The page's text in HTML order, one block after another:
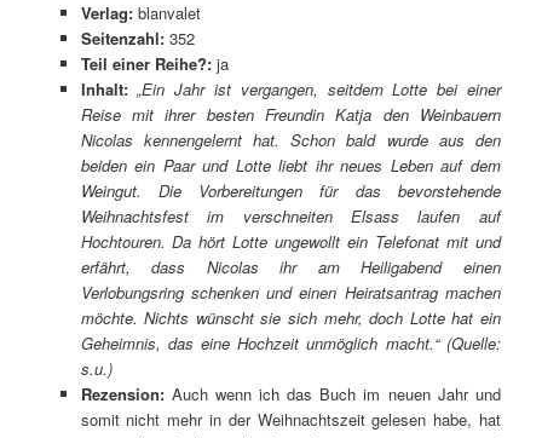
Verlag:blanvalet
Seitenzahl:352
Teil einer Reihe?: ja
Inhalt:„Ein Jahr ist vergangen, seitdem Lotte bei einer
Reise mit ihrer besten Freundin Katja den Weinbauern
Nicolas kennengelernt hat. Schon bald wurde aus den
beiden ein Paar und Lotte liebt ihr neues Leben auf dem
Weingut. Die Vorbereitungen für das bevorstehende
Weihnachtsfest im verschneiten Elsass laufen auf
Hochtouren. Da hört Lotte ungewollt ein Telefonat mit und
erfährt, dass Nicolas ihr am Heiligabend einen
Verlobungsring schenken und einen Heiratsantrag machen
möchte. Nichts wünscht sie sich mehr, doch Lotte hat ein
Geheimnis, das eine Hochzeit unmöglich macht.“ (Quelle:
s.u.)
Rezension: Auch wenn ich das Buch im neuen Jahr und
somit nicht mehr in der Weihnachtszeit gelesen habe, hat